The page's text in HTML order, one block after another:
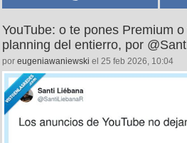
YouTube: o te pones Premium
planning del entierro, por
por eugeniawaniewski el 25 feb 2026, 10:04